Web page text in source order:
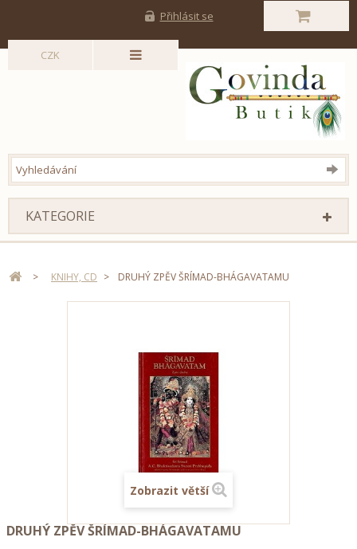
Přihlásit se
CZK
KATEGORIE
> KNIHY, CD > DRUHÝ ZPĚV ŠRÍMAD-BHÁGAVATAMU
Zobrazit větší
DRUHÝ ZPĚV ŠRÍMAD-BHÁGAVATAMU